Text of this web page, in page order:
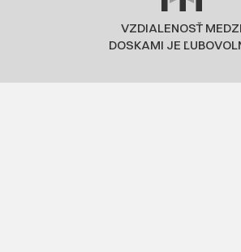
VZDIALENOSŤ MEDZI
DOSKAMI JE